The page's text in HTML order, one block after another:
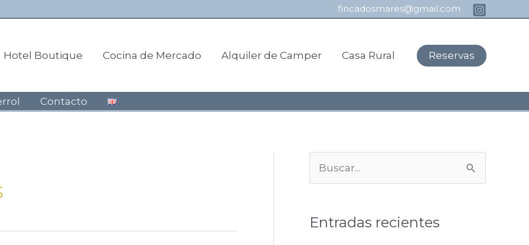
fincadosmares@gmail.com
Hotel Boutique Cocina de Mercado Alquiler de Camper Casa Rural Reservas
Contacto
Entradas recientes